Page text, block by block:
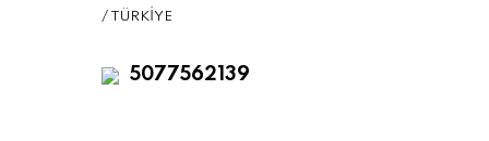
/ TÜRKİYE
5077562139